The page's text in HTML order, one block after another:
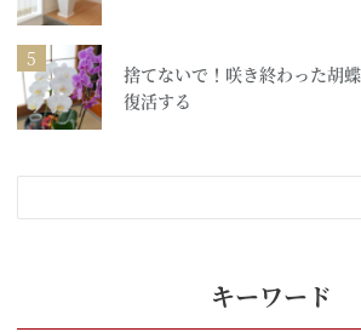
捨てないで！咲き終わった胡
復活する
キーワード